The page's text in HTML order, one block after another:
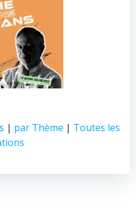
| par Thème | Toutes les